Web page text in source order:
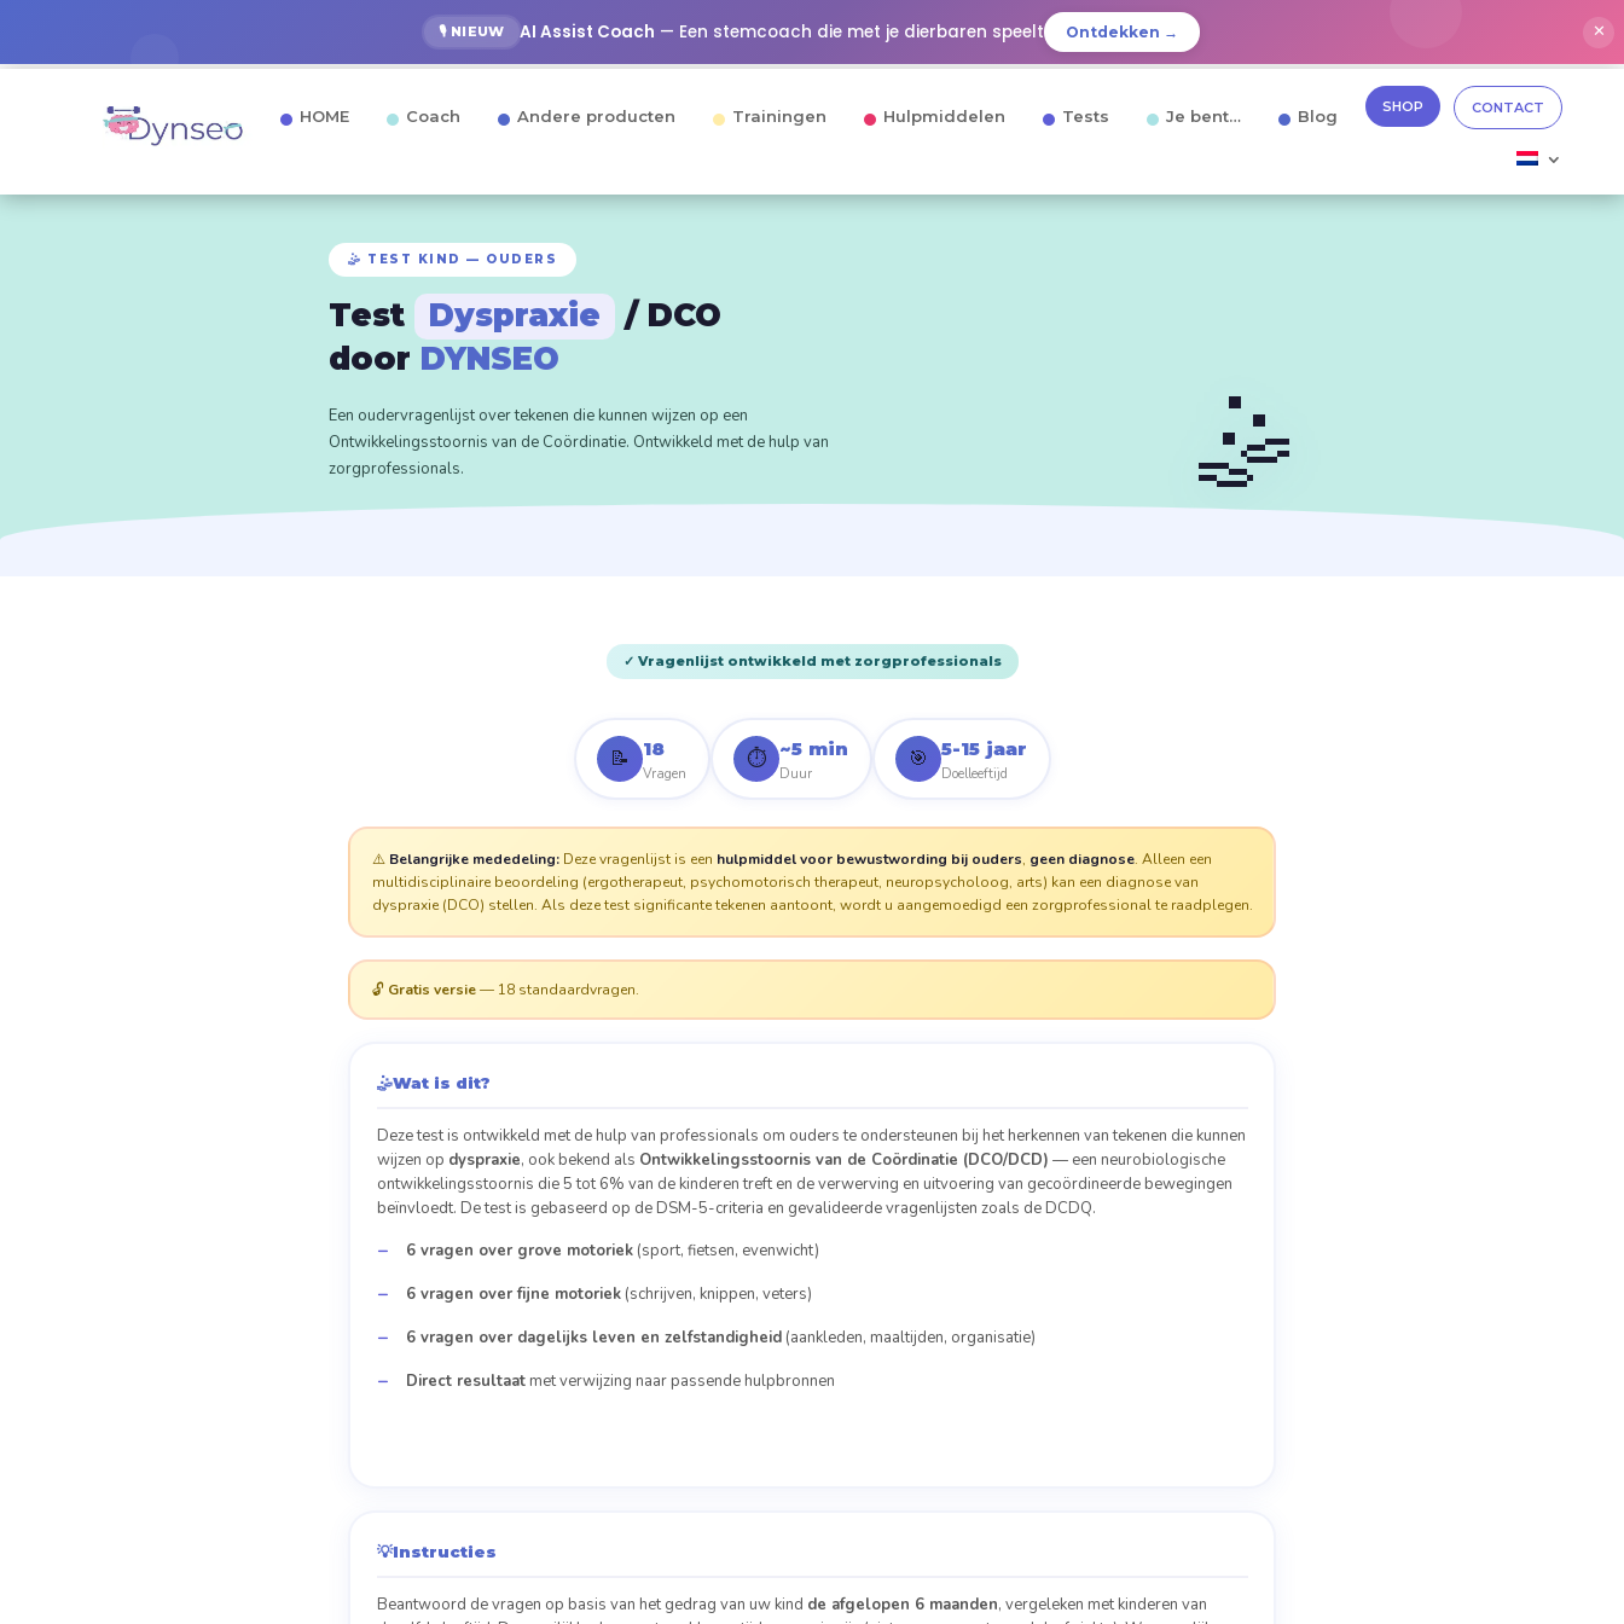
🎙️ NIEUW AI Assist Coach — Een stemcoach die met je dierbaren speelt Ontdekken → ✕
HOME Coach Andere producten Trainingen Hulpmiddelen Tests Je bent… Blog SHOP CONTACT
🤹 TEST KIND — OUDERS
Test Dyspraxie
/ DCO
door DYNSEO
Een oudervragenlijst over tekenen die kunnen wijzen op een
Ontwikkelingsstoornis van de Coördinatie. Ontwikkeld met de hulp van
zorgprofessionals.
🤹
✓ Vragenlijst ontwikkeld met zorgprofessionals
📝 18
Vragen
⏱️ ~5 min
Duur
🎯 5-15 jaar
Doelleeftijd
⚠️ Belangrijke mededeling:Deze vragenlijst is een hulpmiddel voor bewustwording bij ouders, geen diagnose. Alleen een
multidisciplinaire beoordeling (ergotherapeut, psychomotorisch therapeut, neuropsycholoog, arts) kan een diagnose van
dyspraxie (DCO) stellen. Als deze test significante tekenen aantoont, wordt u aangemoedigd een zorgprofessional te raadplegen.
🔓 Gratis versie— 18 standaardvragen.
🤹Wat is dit?
Deze test is ontwikkeld met de hulp van professionals om ouders te ondersteunen bij het herkennen van tekenen die kunnen
wijzen op dyspraxie, ook bekend als Ontwikkelingsstoornis van de Coördinatie (DCO/DCD) — een neurobiologische
ontwikkelingsstoornis die 5 tot 6% van de kinderen treft en de verwerving en uitvoering van gecoördineerde bewegingen
beïnvloedt. De test is gebaseerd op de DSM-5-criteria en gevalideerde vragenlijsten zoals de DCDQ.
6 vragen over grove motoriek(sport, fietsen, evenwicht)
6 vragen over fijne motoriek(schrijven, knippen, veters)
6 vragen over dagelijks leven en zelfstandigheid(aankleden, maaltijden, organisatie)
Direct resultaatmet verwijzing naar passende hulpbronnen
💡Instructies
Beantwoord de vragen op basis van het gedrag van uw kind de afgelopen 6 maanden, vergeleken met kinderen van